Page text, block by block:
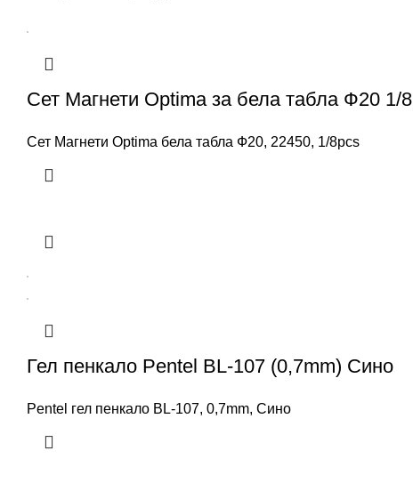
Сет Магнети Optima за бела табла Ф20 1/8
Сет Магнети Optima бела табла Ф20, 22450, 1/8pcs
Гел пенкало Pentel BL-107 (0,7mm) Сино
Pentel гел пенкало BL-107, 0,7mm, Сино